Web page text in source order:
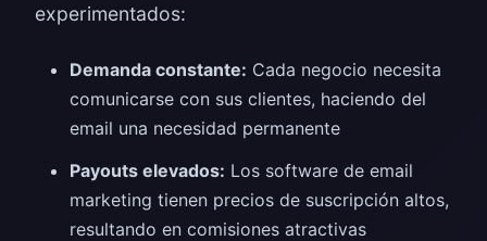
experimentados:
Demanda constante: Cada negocio necesita
comunicarse con sus clientes, haciendo del
email una necesidad permanente
Payouts elevados: Los software de email
marketing tienen precios de suscripción altos,
resultando en comisiones atractivas